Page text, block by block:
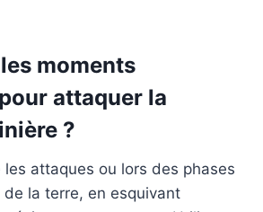
moments
attaquer la
?
les attaques ou lors des phases
de la terre, en esquivant